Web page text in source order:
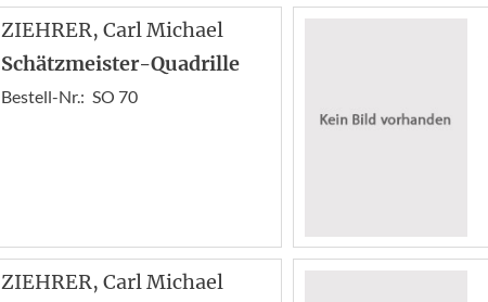
ZIEHRER, Carl Michael
Schätzmeister-Quadrille
Bestell-Nr.: SO 70
ZIEHRER, Carl Michael